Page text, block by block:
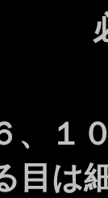
、１
目